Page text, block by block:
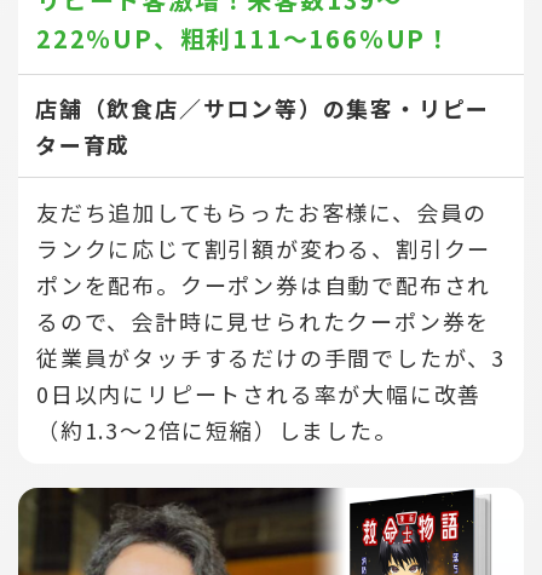
222％UP、 粗利111～166％UP！
店舗（飲食店／サロン等）の集客・リピー
ター育成
友だち追加してもらったお客様に、会員の
ランクに応じて割引額が変わる、割引クー
ポンを配布。クーポン券は自動で配布され
るので、会計時に見せられたクーポン券を
従業員がタッチするだけの手間でしたが、3
0日以内にリピートされる率が大幅に改善
（約1.3～2倍に短縮）しました。